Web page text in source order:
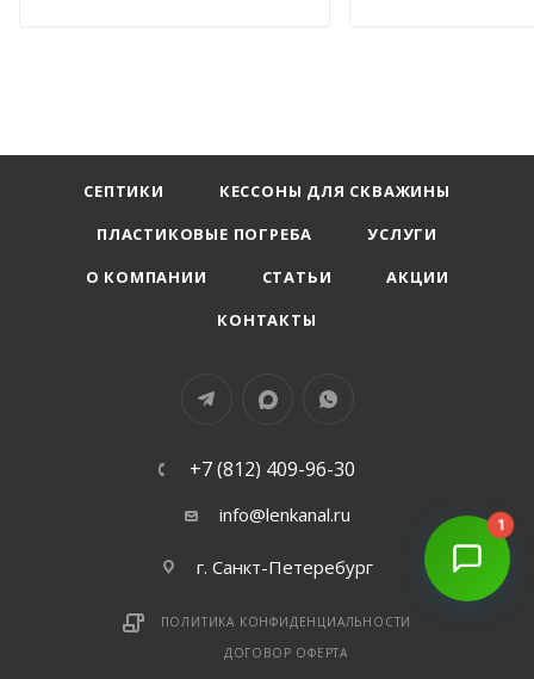
СЕПТИКИ
КЕССОНЫ ДЛЯ СКВАЖИНЫ
ПЛАСТИКОВЫЕ ПОГРЕБА
УСЛУГИ
О КОМПАНИИ
СТАТЬИ
АКЦИИ
КОНТАКТЫ
+7 (812) 409-96-30
info@lenkanal.ru
г. Санкт-Петеребург
ПОЛИТИКА КОНФИДЕНЦИАЛЬНОСТИ
ДОГОВОР ОФЕРТА
1